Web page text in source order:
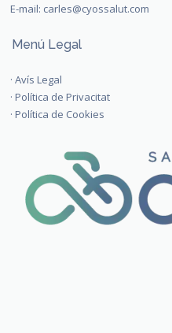
E-mail: carles@cyossalut.com
Menú Legal
·Avís Legal
·Política de Privacitat
·Política de Cookies